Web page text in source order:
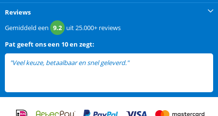
Reviews
Gemiddeld een 9.2 uit25.000+ reviews
Patgeeft ons een 10 en zegt:
"Veel keuze, betaalbaar en snel geleverd."